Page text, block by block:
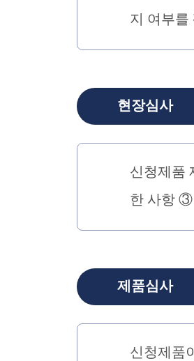
지 여부를
현장심사
신청제품
한 사항 ③
제품심사
신청제품